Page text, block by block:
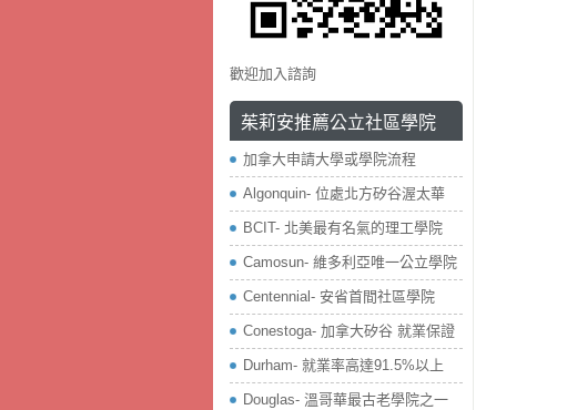
歡迎加入諮詢
茱莉安推薦公立社區學院
加拿大申請大學或學院流程
Algonquin- 位處北方矽谷渥太華
BCIT- 北美最有名氣的理工學院
Camosun- 維多利亞唯一公立學院
Centennial- 安省首間社區學院
Conestoga- 加拿大矽谷 就業保證
Durham- 就業率高達91.5%以上
Douglas- 溫哥華最古老學院之一